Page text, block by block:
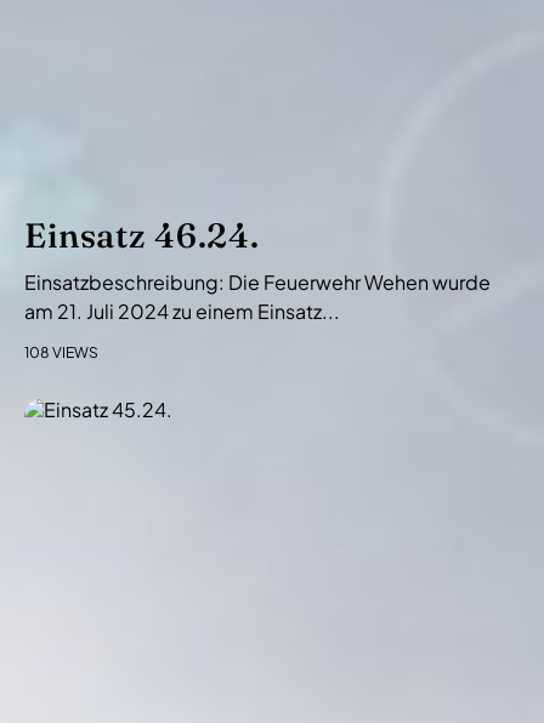
Einsatz 46.24.
Einsatzbeschreibung: Die Feuerwehr Wehen wurde
am 21. Juli 2024 zu einem Einsatz...
108 VIEWS